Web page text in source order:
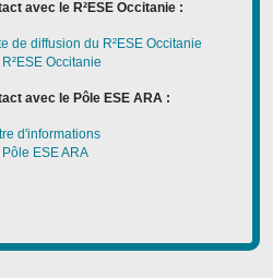
avec le R²ESE Occitanie :
de diffusion du R²ESE Occitanie
Occitanie
avec le Pôle ESE ARA :
d'informations
ESE ARA